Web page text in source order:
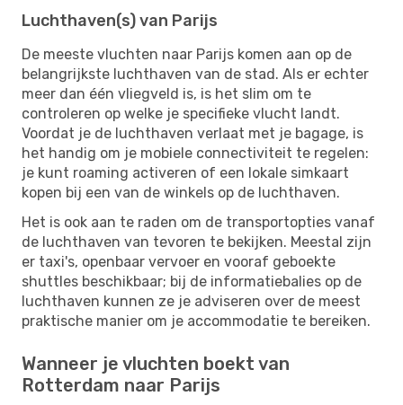
Luchthaven(s) van Parijs
De meeste vluchten naar Parijs komen aan op de
belangrijkste luchthaven van de stad. Als er echter
meer dan één vliegveld is, is het slim om te
controleren op welke je specifieke vlucht landt.
Voordat je de luchthaven verlaat met je bagage, is
het handig om je mobiele connectiviteit te regelen:
je kunt roaming activeren of een lokale simkaart
kopen bij een van de winkels op de luchthaven.
Het is ook aan te raden om de transportopties vanaf
de luchthaven van tevoren te bekijken. Meestal zijn
er taxi's, openbaar vervoer en vooraf geboekte
shuttles beschikbaar; bij de informatiebalies op de
luchthaven kunnen ze je adviseren over de meest
praktische manier om je accommodatie te bereiken.
Wanneer je vluchten boekt van
Rotterdam naar Parijs